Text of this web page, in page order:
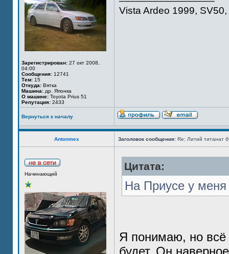
Зарегистрирован: 27 окт 2008,
04:00
Сообщения: 12741
Тем: 15
Откуда: Вятка
Машина: др. Японка
О машине: Toyota Prius 51
Репутация: 2433
Vista Ardeo 1999,
Вернуться к началу
Antonmex Заголовок сообщения: Re: Литий титанат
Начинающий
Цитата:
На Приусе у меня
Я понимаю, но
будет. Он